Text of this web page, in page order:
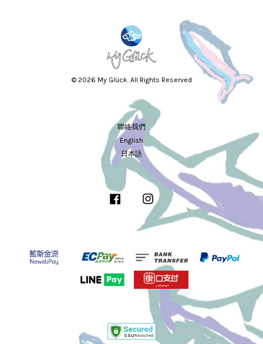
© 2026 My Glück. All Rights Reserved
聯絡我們
English
日本語
Facebook Instagram